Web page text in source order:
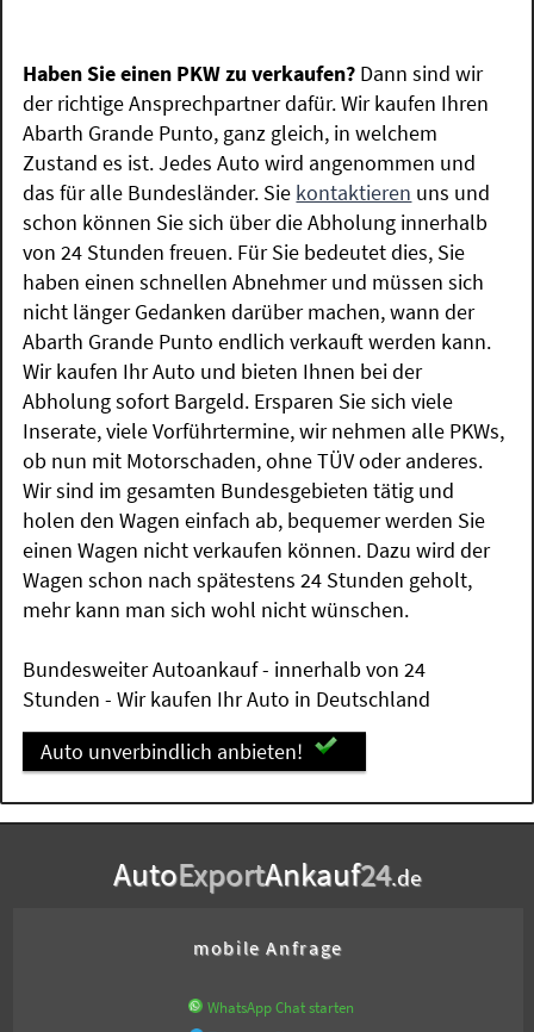
Haben Sie einen PKW zu verkaufen? Dann sind wir
der richtige Ansprechpartner dafür. Wir kaufen Ihren
Abarth Grande Punto, ganz gleich, in welchem
Zustand es ist. Jedes Auto wird angenommen und
das für alle Bundesländer. Sie kontaktieren uns und
schon können Sie sich über die Abholung innerhalb
von 24 Stunden freuen. Für Sie bedeutet dies, Sie
haben einen schnellen Abnehmer und müssen sich
nicht länger Gedanken darüber machen, wann der
Abarth Grande Punto endlich verkauft werden kann.
Wir kaufen Ihr Auto und bieten Ihnen bei der
Abholung sofort Bargeld. Ersparen Sie sich viele
Inserate, viele Vorführtermine, wir nehmen alle PKWs,
ob nun mit Motorschaden, ohne TÜV oder anderes.
Wir sind im gesamten Bundesgebieten tätig und
holen den Wagen einfach ab, bequemer werden Sie
einen Wagen nicht verkaufen können. Dazu wird der
Wagen schon nach spätestens 24 Stunden geholt,
mehr kann man sich wohl nicht wünschen.
Bundesweiter Autoankauf - innerhalb von 24
Stunden - Wir kaufen Ihr Auto in Deutschland
Auto unverbindlich anbieten!
AutoExportAnkauf24.de
mobile Anfrage
WhatsApp Chat starten